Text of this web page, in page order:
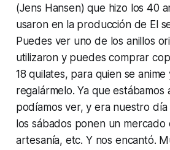
(Jens Hansen) que hizo los 40
usaron en la producción de El
Puedes ver uno de los anillos
utilizaron y puedes comprar
18 quilates, para quien se anime
regalármelo. Ya que estábamos
podíamos ver, y era nuestro
los sábados ponen un
artesanía, etc. Y nos encantó.